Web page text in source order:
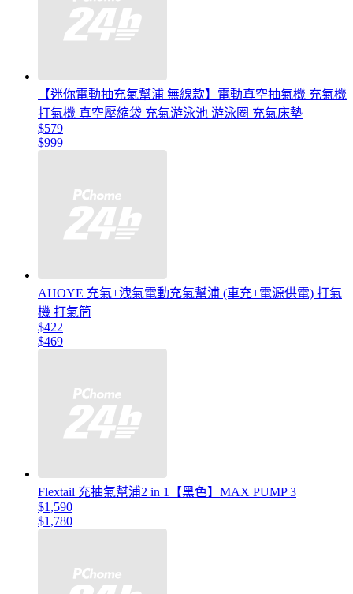
【迷你電動抽充氣幫浦 無線款】電動真空抽氣機 充氣機
打氣機 真空壓縮袋 充氣游泳池 游泳圈 充氣床墊
$579
$999
AHOYE 充氣+洩氣電動充氣幫浦 (車充+電源供電) 打氣
機 打氣筒
$422
$469
Flextail 充抽氣幫浦2 in 1【黑色】MAX PUMP 3
$1,590
$1,780